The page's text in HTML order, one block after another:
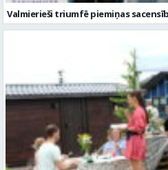
Valmierieši triumfē piemiņas